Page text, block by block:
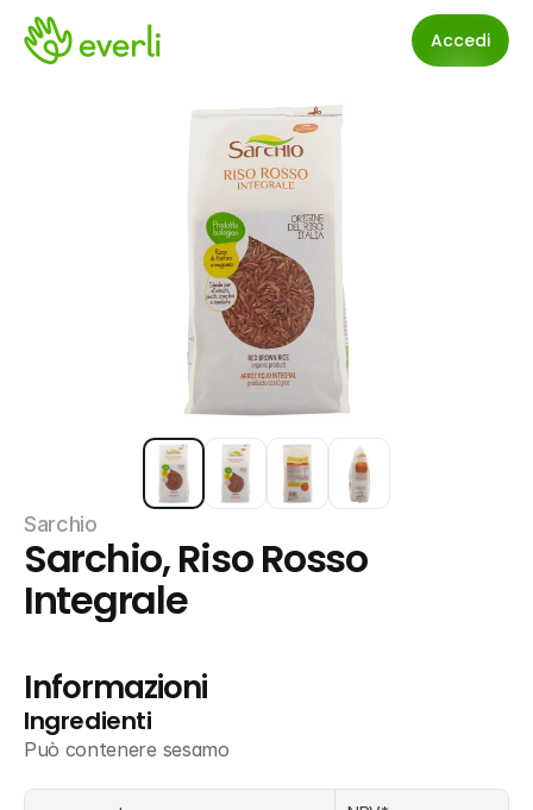
Accedi
Sarchio
Sarchio, Riso Rosso
Integrale
Informazioni
Ingredienti
Può contenere sesamo